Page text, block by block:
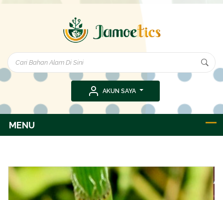
AKUN SAYA